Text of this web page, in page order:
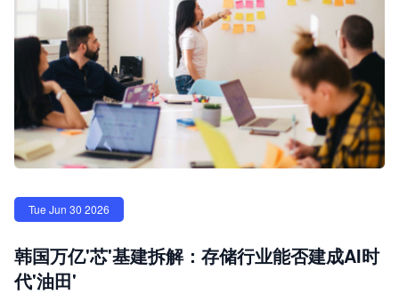
Tue Jun 30 2026
韩国万亿'芯'基建拆解：存储行业能否建成AI时
代'油田'